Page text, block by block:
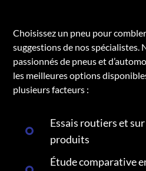
Choisissez un pneu pour
suggestions de nos spécialistes.
passionnés de pneus et
les meilleures options
plusieurs facteurs :
Essais routiers et
produits
Étude comparative